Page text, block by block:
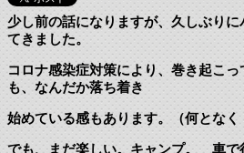
少し前の話になりますが、久しぶり
てきました。
コロナ感染症対策により、巻き起こ
も、なんだか落ち着き
始めている感もあります。（何となく
でも、まだ楽しい。キャンプ。 車で